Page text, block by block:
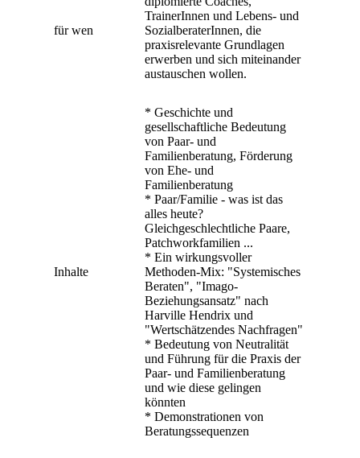
für wen
TrainerInnen und Lebens- und
SozialberaterInnen, die
praxisrelevante Grundlagen
erwerben und sich miteinander
austauschen wollen.
Inhalte
* Geschichte und
gesellschaftliche Bedeutung
von Paar- und
Familienberatung, Förderung
von Ehe- und
Familienberatung
* Paar/Familie - was ist das
alles heute?
Gleichgeschlechtliche Paare,
Patchworkfamilien ...
* Ein wirkungsvoller
Methoden-Mix: "Systemisches
Beraten", "Imago-
Beziehungsansatz" nach
Harville Hendrix und
"Wertschätzendes Nachfragen"
* Bedeutung von Neutralität
und Führung für die Praxis der
Paar- und Familienberatung
und wie diese gelingen
könnten
* Demonstrationen von
Beratungssequenzen